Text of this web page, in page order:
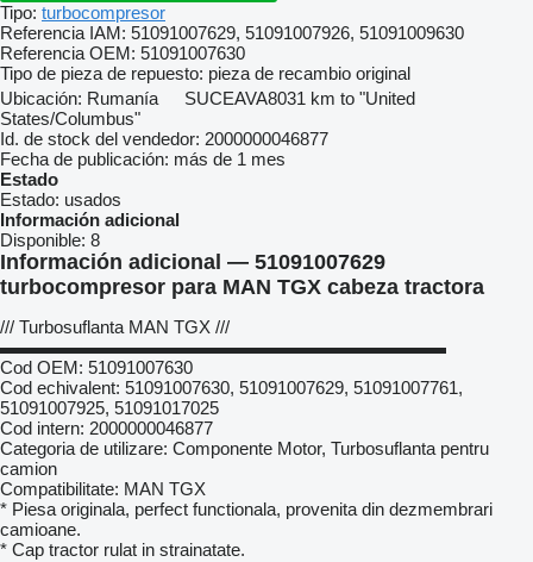
Tipo: turbocompresor
Referencia IAM: 51091007629, 51091007926, 51091009630
Referencia OEM: 51091007630
Tipo de pieza de repuesto: pieza de recambio original
Ubicación: Rumanía SUCEAVA8031 km to "United
States/Columbus"
Id. de stock del vendedor: 2000000046877
Fecha de publicación: más de 1 mes
Estado
Estado: usados
Información adicional
Disponible: 8
Información adicional — 51091007629
turbocompresor para MAN TGX cabeza tractora
/// Turbosuflanta MAN TGX ///
▬▬▬▬▬▬▬▬▬▬▬▬▬▬▬▬▬▬▬▬▬▬▬▬▬
Cod OEM: 51091007630
Cod echivalent: 51091007630, 51091007629, 51091007761,
51091007925, 51091017025
Cod intern: 2000000046877
Categoria de utilizare: Componente Motor, Turbosuflanta pentru
camion
Compatibilitate: MAN TGX
* Piesa originala, perfect functionala, provenita din dezmembrari
camioane.
* Cap tractor rulat in strainatate.